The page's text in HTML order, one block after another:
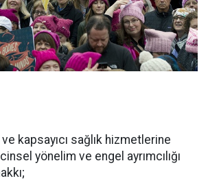
kapsayıcı sağlık hizmetlerine
yönelim ve engel ayrımcılığı